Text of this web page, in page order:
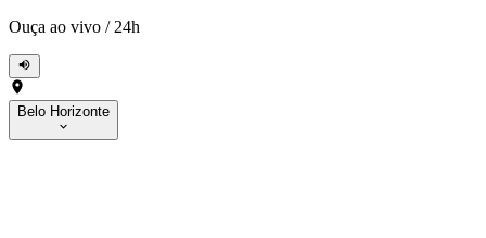
Ouça ao vivo / 24h
Belo Horizonte